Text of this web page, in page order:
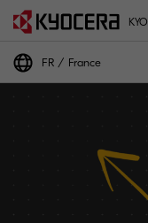
FR France